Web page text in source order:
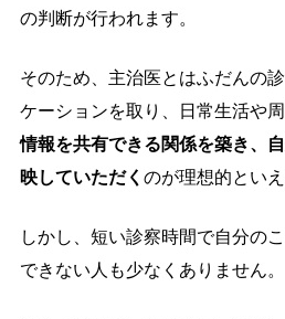
の判断が行われます。
そのため、主治医とはふだんの
ケーションを取り、日常生活や
情報を共有できる関係を築き、
映していただく のが理想的といえ
しかし、短い診察時間で自分の
できない人も少なくありません。